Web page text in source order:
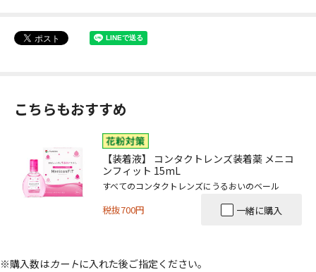
こちらもおすすめ
【装着液】 コンタクトレンズ装着薬 メニコ
ンフィット 15mL
すべてのコンタクトレンズにうるおいのベール
税抜700円 一緒に購入
※購入数はカートに入れた後ご指定ください。